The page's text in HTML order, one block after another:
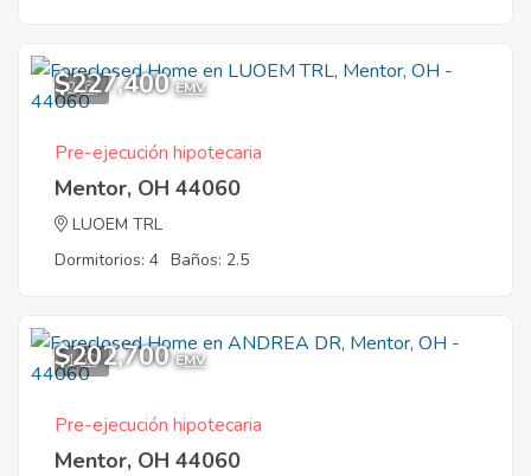
2
$227,400 EMV
Pre-ejecución hipotecaria
Mentor, OH 44060
LUOEM TRL
Dormitorios: 4 Baños: 2.5
1
$202,700 EMV
Pre-ejecución hipotecaria
Mentor, OH 44060